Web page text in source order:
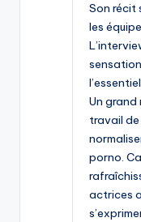
Son récit
les
Un grand
travail
porno.
actrices